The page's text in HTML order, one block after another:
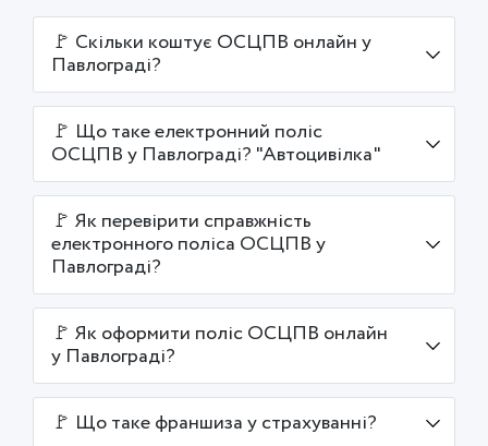
🚩 Скільки коштує ОСЦПВ онлайн у
Павлограді?
🚩 Що таке електронний поліс
ОСЦПВ у Павлограді? "Автоцивілка"
🚩 Як перевірити справжність
електронного поліса ОСЦПВ у
Павлограді?
🚩 Як оформити поліс ОСЦПВ онлайн
у Павлограді?
🚩 Що таке франшиза у страхуванні?